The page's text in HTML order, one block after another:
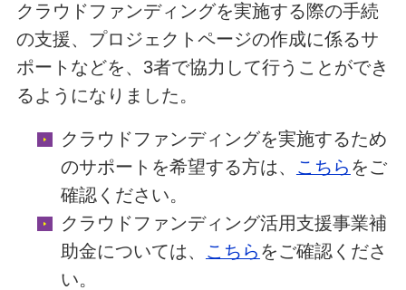
クラウドファンディングを実施する際の手続
の支援、プロジェクトページの作成に係るサ
ポートなどを、3者で協力して行うことができ
るようになりました。
クラウドファンディングを実施するため
のサポートを希望する方は、 こちら をご
確認ください。
クラウドファンディング活用支援事業補
助金については、 こちら をご確認くださ
い。